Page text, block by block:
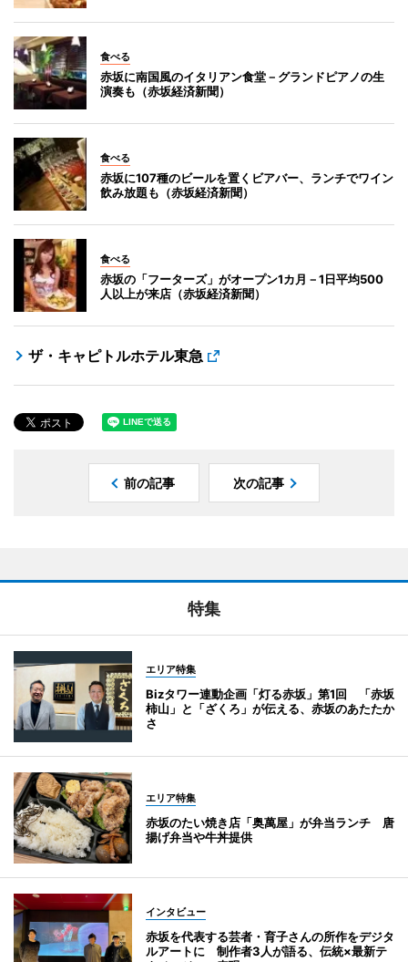
食べる
赤坂に南国風のイタリアン食堂－グランドピアノの生
演奏も（赤坂経済新聞）
食べる
赤坂に107種のビールを置くビアバー、ランチでワイン
飲み放題も（赤坂経済新聞）
食べる
赤坂の「フーターズ」がオープン1カ月－1日平均500
人以上が来店（赤坂経済新聞）
ザ・キャピトルホテル東急
前の記事 次の記事
特集
エリア特集
Bizタワー連動企画「灯る赤坂」第1回 「赤坂
柿山」と「ざくろ」が伝える、赤坂のあたたか
さ
エリア特集
赤坂のたい焼き店「奥萬屋」が弁当ランチ 唐
揚げ弁当や牛丼提供
インタビュー
赤坂を代表する芸者・育子さんの所作をデジタ
ルアートに 制作者3人が語る、伝統×最新テ